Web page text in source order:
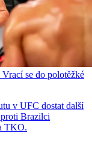
se do polotěžké
v UFC dostat další
Brazilci
TKO.